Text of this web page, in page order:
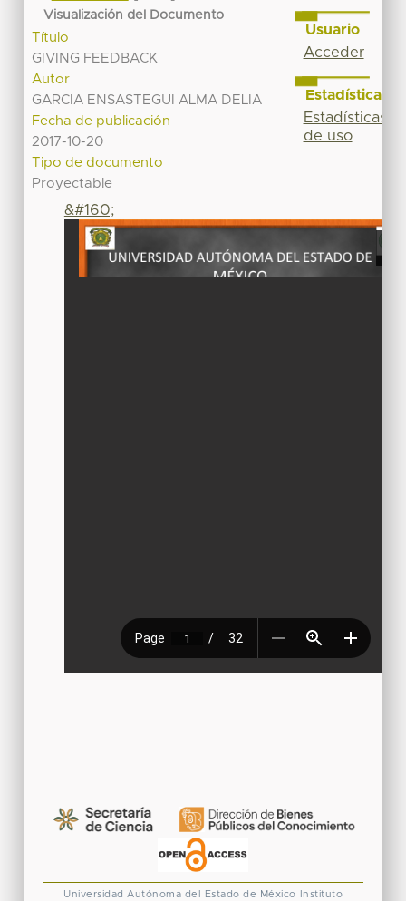
Visualización del Documento
Título
GIVING FEEDBACK
Autor
GARCIA ENSASTEGUI ALMA DELIA
Fecha de publicación
2017-10-20
Tipo de documento
Proyectable
&#160;
Usuario
Acceder
Estadísticas
Estadísticas
de uso
Universidad Autónoma del Estado de México Instituto